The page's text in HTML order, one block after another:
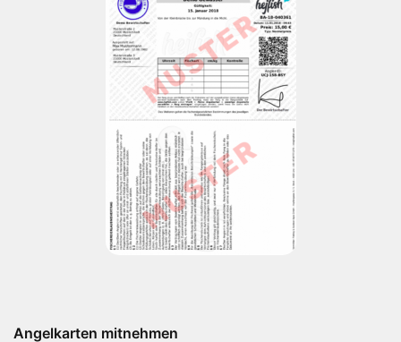
Angelkarten mitnehmen